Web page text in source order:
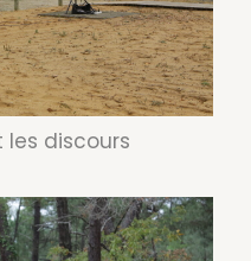
les discours